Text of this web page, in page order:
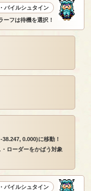
バイルシュタイン
ーフは待機を選択！
0.000)に移動！
ローダーをかばう対象
バイルシュタイン